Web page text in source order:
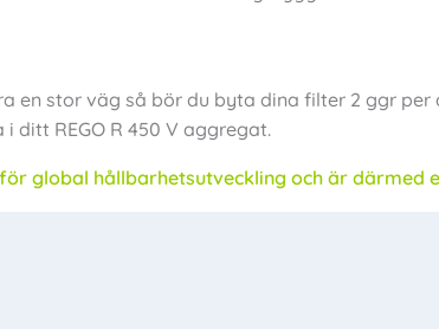
en stor väg så bör du byta dina filter 2 ggr per
REGO R 450 V aggregat.
för global hållbarhetsutveckling och är